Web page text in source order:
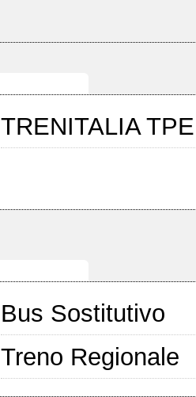
TRENITALIA
Bus Sostitutivo
Treno Regionale